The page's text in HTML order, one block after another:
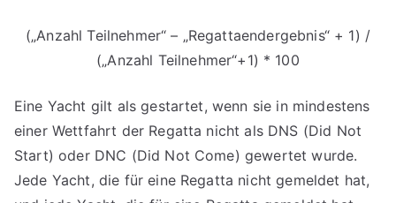
(„Anzahl Teilnehmer“ – „Regattaendergebnis“ + 1) /
(„Anzahl Teilnehmer“+1) * 100
Eine Yacht gilt als gestartet, wenn sie in mindestens
einer Wettfahrt der Regatta nicht als DNS (Did Not
Start) oder DNC (Did Not Come) gewertet wurde.
Jede Yacht, die für eine Regatta nicht gemeldet hat,